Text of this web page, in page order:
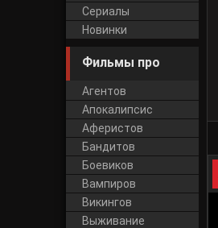
Сериалы
Новинки
Фильмы про
Агентов
Апокалипсис
Аферистов
Бандитов
Боевиков
Вампиров
Викингов
Выживание